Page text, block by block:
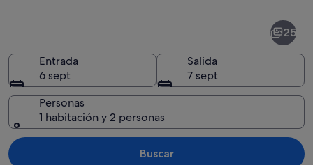
Un camino pavimentado con
25
Entrada
6 sept
Salida
7 sept
Personas
1 habitación y 2 personas
Buscar